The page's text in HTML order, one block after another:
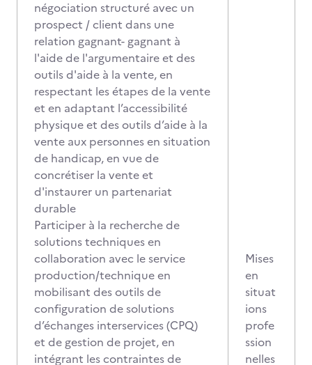
négociation structuré avec un
prospect / client dans une
relation gagnant- gagnant à
l'aide de l'argumentaire et des
outils d'aide à la vente, en
respectant les étapes de la vente
et en adaptant l’accessibilité
physique et des outils d’aide à la
vente aux personnes en situation
de handicap, en vue de
concrétiser la vente et
d'instaurer un partenariat
durable
Participer à la recherche de
solutions techniques en
collaboration avec le service
production/technique en
mobilisant des outils de
configuration de solutions
d’échanges interservices (CPQ)
et de gestion de projet, en
intégrant les contraintes de
Mises
en
situat
ions
profe
ssion
nelles